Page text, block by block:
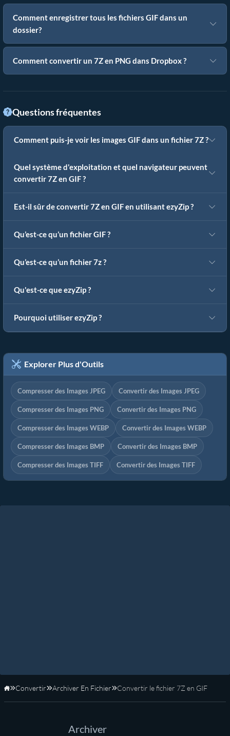
Comment enregistrer tous les fichiers GIF dans un
dossier?
Comment convertir un 7Z en PNG dans Dropbox ?
Questions fréquentes
Comment puis-je voir les images GIF dans un fichier 7Z ?
Quel système d'exploitation et quel navigateur peuvent
convertir 7Z en GIF ?
Est-il sûr de convertir 7Z en GIF en utilisant ezyZip ?
Qu’est-ce qu’un fichier GIF ?
Qu’est-ce qu’un fichier 7z ?
Qu'est-ce que ezyZip ?
Pourquoi utiliser ezyZip ?
Explorer Plus d'Outils
Compresser des Images JPEG Convertir des Images JPEG
Compresser des Images PNG Convertir des Images PNG
Compresser des Images WEBP Convertir des Images WEBP
Compresser des Images BMP Convertir des Images BMP
Compresser des Images TIFF Convertir des Images TIFF
Accueil
Convertir Archiver En Fichier Convertir le fichier 7Z en GIF
Archiver